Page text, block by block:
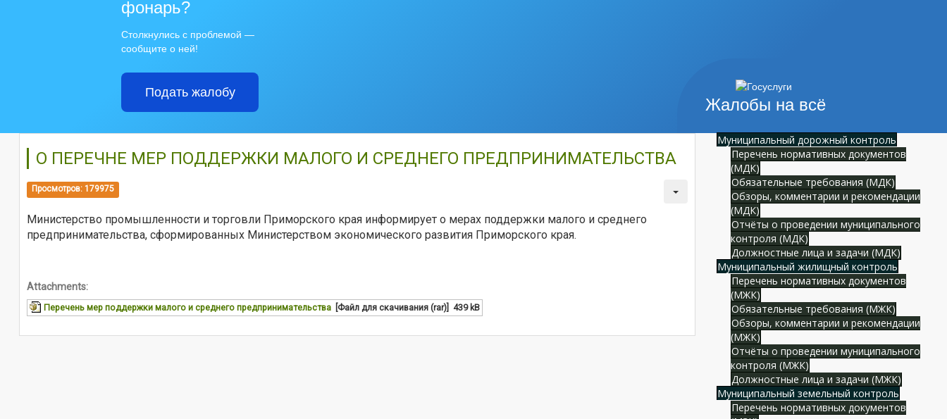
Жалобы на всё
фонарь?
Столкнулись с проблемой —
сообщите о ней!
Подать жалобу
О ПЕРЕЧНЕ МЕР ПОДДЕРЖКИ МАЛОГО И СРЕДНЕГО ПРЕДПРИНИМАТЕЛЬСТВА
Просмотров: 179975
Министерство промышленности и торговли Приморского края информирует о мерах поддержки малого и среднего
предпринимательства, сформированных Министерством экономического развития Приморского края.
Attachments:
Перечень мер поддержки малого и среднего предпринимательства [Файл для скачивания (rar)] 439 kB
Муниципальный дорожный контроль
Перечень нормативных документов
(МДК)
Обязательные требования (МДК)
Обзоры, комментарии и рекомендации
(МДК)
Отчёты о проведении муниципального
контроля (МДК)
Должностные лица и задачи (МДК)
Муниципальный жилищный контроль
Перечень нормативных документов
(МЖК)
Обязательные требования (МЖК)
Обзоры, комментарии и рекомендации
(МЖК)
Отчёты о проведении муниципального
контроля (МЖК)
Должностные лица и задачи (МЖК)
Муниципальный земельный контроль
Перечень нормативных документов